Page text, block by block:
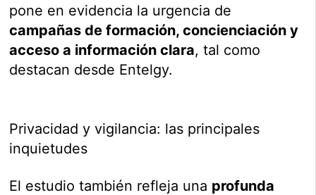
pone en evidencia la urgencia de
campañas de formación, concienciación y
acceso a información clara, tal como
destacan desde Entelgy.
Privacidad y vigilancia: las principales
inquietudes
El estudio también refleja una profunda